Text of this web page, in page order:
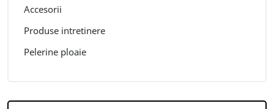
Accesorii
Produse intretinere
Pelerine ploaie